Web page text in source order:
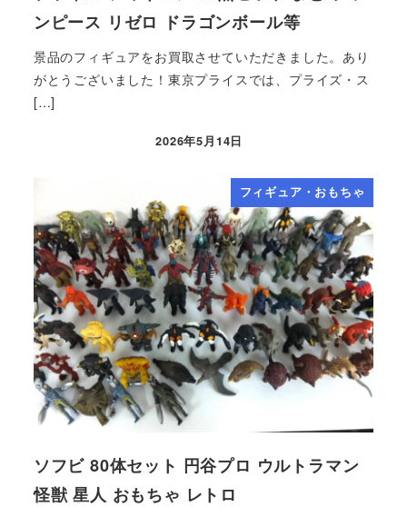
ンピース リゼロ ドラゴンボール等
景品のフィギュアをお買取させていただきました。あり
がとうございました！東京プライスでは、プライズ・ス
[…]
2026年5月14日
フィギュア・おもちゃ
ソフビ 80体セット 円谷プロ ウルトラマン
怪獣 星人 おもちゃ レトロ